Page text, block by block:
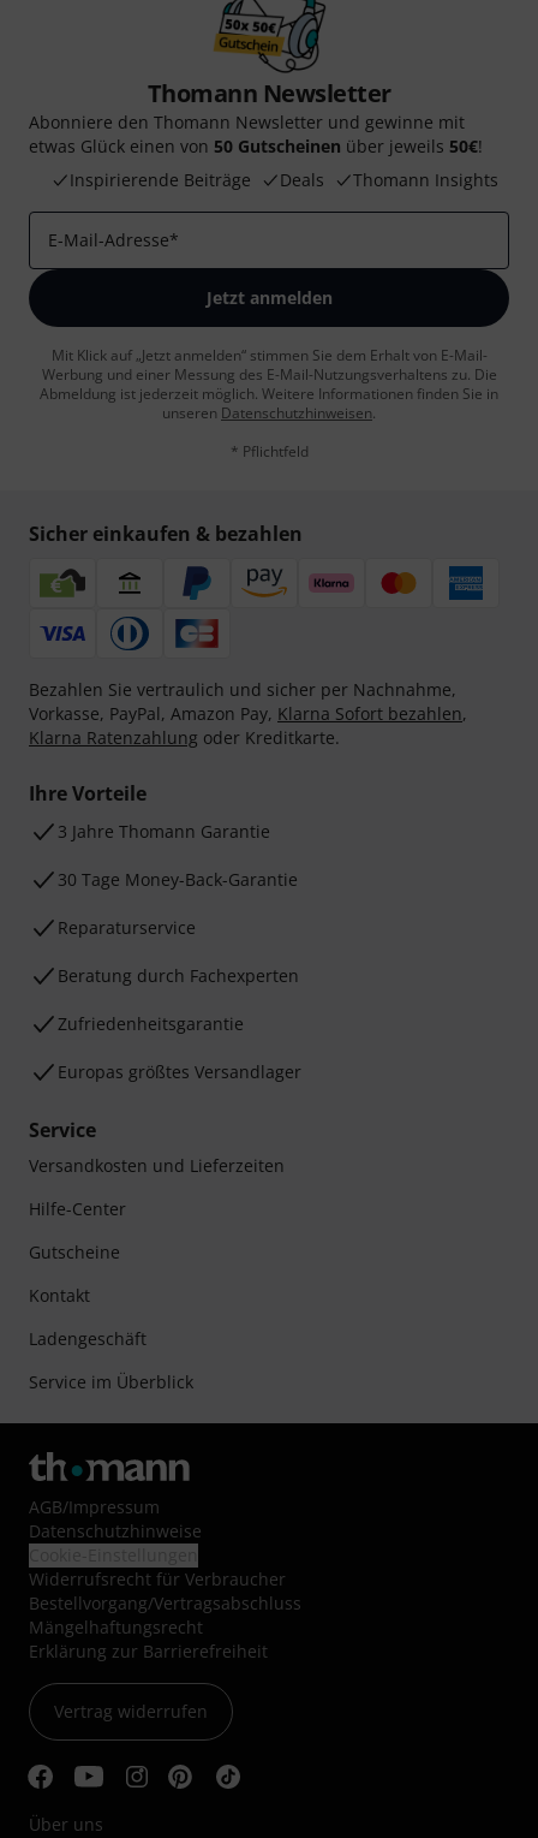
Thomann Newsletter
Abonniere den Thomann Newsletter und gewinne mit
etwas Glück einen von 50 Gutscheinen über jeweils 50€!
Inspirierende Beiträge
Deals Thomann Insights
E-Mail-Adresse*
Jetzt anmelden
Mit Klick auf „Jetzt anmelden“ stimmen Sie dem Erhalt von E-Mail-
Werbung und einer Messung des E-Mail-Nutzungsverhaltens zu. Die
Abmeldung ist jederzeit möglich. Weitere Informationen finden Sie in
unseren Datenschutzhinweisen.
* Pflichtfeld
Sicher einkaufen & bezahlen
Bezahlen Sie vertraulich und sicher per Nachnahme,
Vorkasse, PayPal, Amazon Pay, Klarna Sofort bezahlen,
Klarna Ratenzahlung oder Kreditkarte.
Ihre Vorteile
3 Jahre Thomann Garantie
30 Tage Money-Back-Garantie
Reparaturservice
Beratung durch Fachexperten
Zufriedenheitsgarantie
Europas größtes Versandlager
Service
Versandkosten und Lieferzeiten
Hilfe-Center
Gutscheine
Kontakt
Ladengeschäft
Service im Überblick
AGB/Impressum
Datenschutzhinweise
Widerrufsrecht für Verbraucher
Bestellvorgang/Vertragsabschluss
Mängelhaftungsrecht
Erklärung zur Barrierefreiheit
Vertrag widerrufen
Über uns